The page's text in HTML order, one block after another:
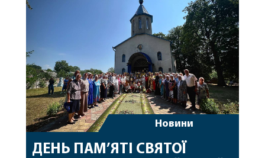
особливі молитви за мир в Україні, за воїнів, які
Новини
ДЕНЬ ПАМ’ЯТІ СВЯТОЇ